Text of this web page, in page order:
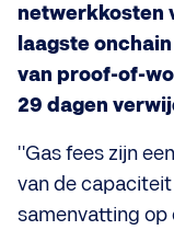
netwerkkosten
laagste
van proof-of-
29 dagen
"Gas fees zijn
van de
samenvatting op